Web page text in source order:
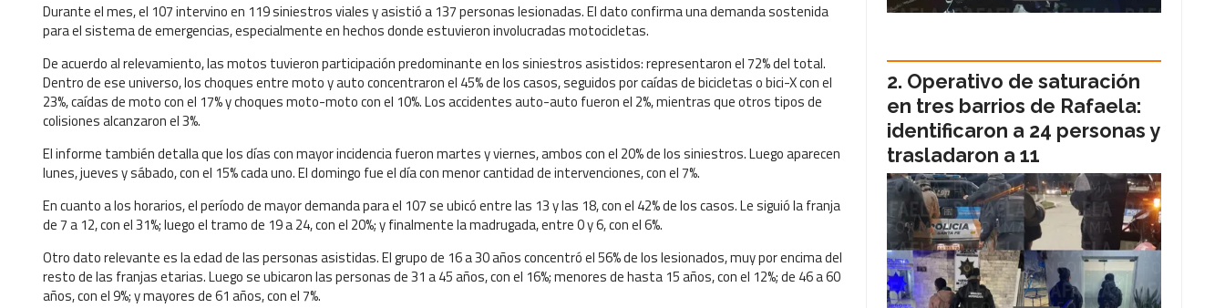
Durante el mes, el 107 intervino en 119 siniestros viales y asistió a 137 personas lesionadas. El dato confirma una demanda sostenida
para el sistema de emergencias, especialmente en hechos donde estuvieron involucradas motocicletas.
De acuerdo al relevamiento, las motos tuvieron participación predominante en los siniestros asistidos: representaron el 72% del total.
Dentro de ese universo, los choques entre moto y auto concentraron el 45% de los casos, seguidos por caídas de bicicletas o bici-X con el
23%, caídas de moto con el 17% y choques moto-moto con el 10%. Los accidentes auto-auto fueron el 2%, mientras que otros tipos de
colisiones alcanzaron el 3%.
El informe también detalla que los días con mayor incidencia fueron martes y viernes, ambos con el 20% de los siniestros. Luego aparecen
lunes, jueves y sábado, con el 15% cada uno. El domingo fue el día con menor cantidad de intervenciones, con el 7%.
En cuanto a los horarios, el período de mayor demanda para el 107 se ubicó entre las 13 y las 18, con el 42% de los casos. Le siguió la franja
de 7 a 12, con el 31%; luego el tramo de 19 a 24, con el 20%; y finalmente la madrugada, entre 0 y 6, con el 6%.
Otro dato relevante es la edad de las personas asistidas. El grupo de 16 a 30 años concentró el 56% de los lesionados, muy por encima del
resto de las franjas etarias. Luego se ubicaron las personas de 31 a 45 años, con el 16%; menores de hasta 15 años, con el 12%; de 46 a 60
años, con el 9%; y mayores de 61 años, con el 7%.
Operativo de saturación
en tres barrios de Rafaela:
identificaron a 24 personas y
trasladaron a 11